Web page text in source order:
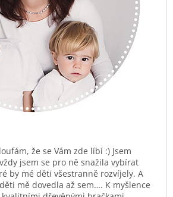
že se Vám zde líbí :) Jsem
jsem se pro ně snažila vybírat
by mé děti všestranně rozvíjely. A
mě dovedla až sem…. K myšlence